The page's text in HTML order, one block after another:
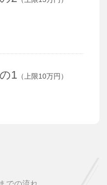
1 （上限10万円）